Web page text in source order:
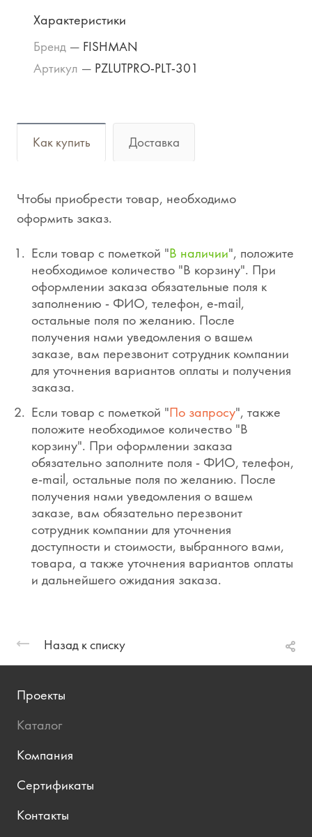
Характеристики
Бренд — FISHMAN
Артикул — PZLUTPRO-PLT-301
Как купить Доставка
Чтобы приобрести товар, необходимо
оформить заказ.
Если товар с пометкой "В наличии", положите
необходимое количество "В корзину". При
оформлении заказа обязательные поля к
заполнению - ФИО, телефон, e-mail,
остальные поля по желанию. После
получения нами уведомления о вашем
заказе, вам перезвонит сотрудник компании
для уточнения вариантов оплаты и получения
заказа.
Если товар с пометкой "По запросу", также
положите необходимое количество "В
корзину". При оформлении заказа
обязательно заполните поля - ФИО, телефон,
e-mail, остальные поля по желанию. После
получения нами уведомления о вашем
заказе, вам обязательно перезвонит
сотрудник компании для уточнения
доступности и стоимости, выбранного вами,
товара, а также уточнения вариантов оплаты
и дальнейшего ожидания заказа.
Назад к списку
Проекты
Каталог
Компания
Сертификаты
Контакты